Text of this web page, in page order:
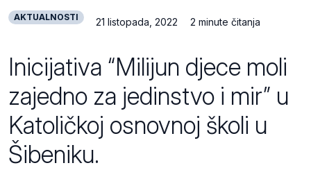
AKTUALNOSTI 21 listopada, 2022 2 minute čitanja
Inicijativa “Milijun djece moli
zajedno za jedinstvo i mir” u
Katoličkoj osnovnoj školi u
Šibeniku.